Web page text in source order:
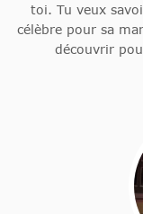
toi. Tu veux
célèbre pour sa
découvrir